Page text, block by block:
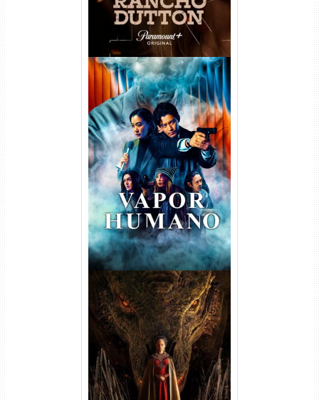
Vapor Humano 1ª Temporada
Torrent (2026) WEB-DL 1080p
Dual Áudio
A Casa do Dragão 1ª
Temporada Torrent (2022)
WEB-DL 720p/1080p Dual
Áudio